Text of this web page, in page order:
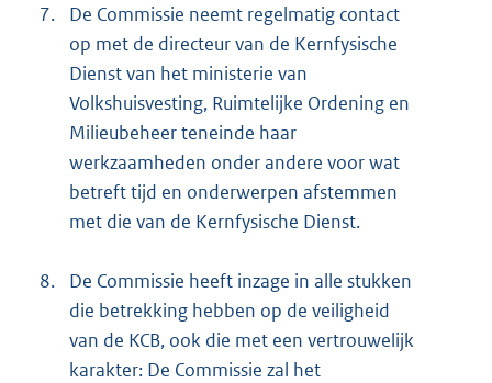
7.
De Commissie neemt regelmatig contact
op met de directeur van de Kernfysische
Dienst van het ministerie van
Volkshuisvesting, Ruimtelijke Ordening en
Milieubeheer teneinde haar
werkzaamheden onder andere voor wat
betreft tijd en onderwerpen afstemmen
met die van de Kernfysische Dienst.
8.
De Commissie heeft inzage in alle stukken
die betrekking hebben op de veiligheid
van de KCB, ook die met een vertrouwelijk
karakter: De Commissie zal het